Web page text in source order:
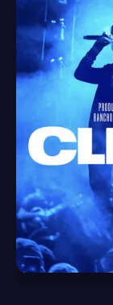
7.9